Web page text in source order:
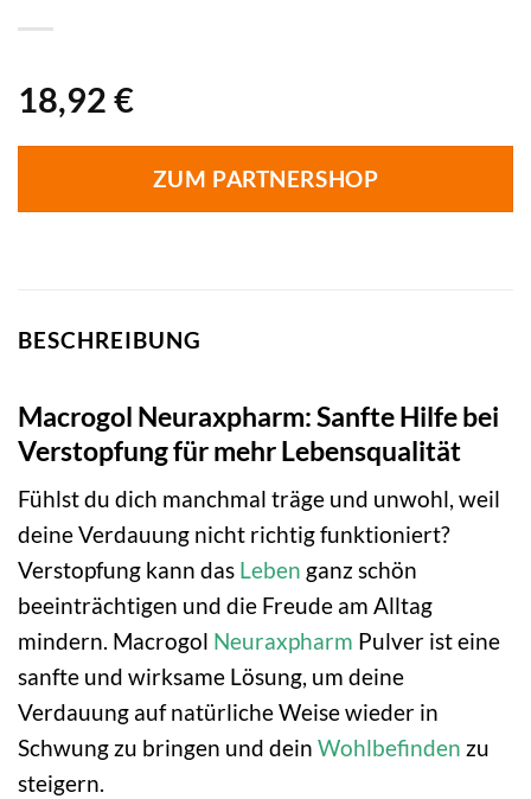
18,92 €
ZUM PARTNERSHOP
BESCHREIBUNG
Macrogol Neuraxpharm: Sanfte Hilfe bei
Verstopfung für mehr Lebensqualität
Fühlst du dich manchmal träge und unwohl, weil
deine Verdauung nicht richtig funktioniert?
Verstopfung kann das Leben ganz schön
beeinträchtigen und die Freude am Alltag
mindern. Macrogol Neuraxpharm Pulver ist eine
sanfte und wirksame Lösung, um deine
Verdauung auf natürliche Weise wieder in
Schwung zu bringen und dein Wohlbefinden zu
steigern.